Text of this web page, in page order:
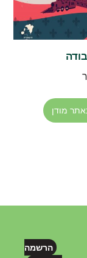
מודן
הרשמה